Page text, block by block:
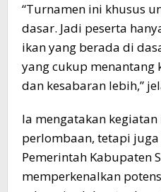
“Turnamen ini khusus
dasar. Jadi peserta
ikan yang berada di
yang cukup menantang
dan kesabaran lebih,”
Ia mengatakan
perlombaan, tetapi
Pemerintah Kabupaten
memperkenalkan